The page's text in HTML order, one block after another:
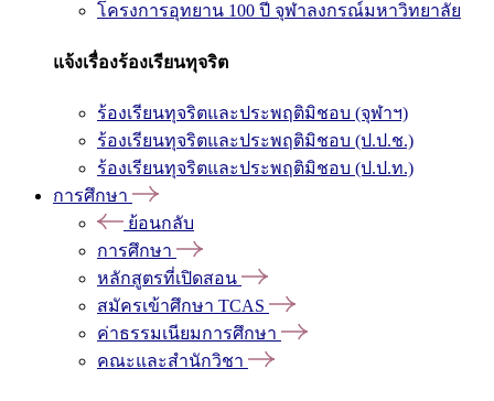
โครงการอุทยาน 100 ปี จุฬาลงกรณ์มหาวิทยาลัย
แจ้งเรื่องร้องเรียนทุจริต
ร้องเรียนทุจริตและประพฤติมิชอบ (จุฬาฯ)
ร้องเรียนทุจริตและประพฤติมิชอบ (ป.ป.ช.)
ร้องเรียนทุจริตและประพฤติมิชอบ (ป.ป.ท.)
การศึกษา
ย้อนกลับ
การศึกษา
หลักสูตรที่เปิดสอน
สมัครเข้าศึกษา TCAS
ค่าธรรมเนียมการศึกษา
คณะและสำนักวิชา